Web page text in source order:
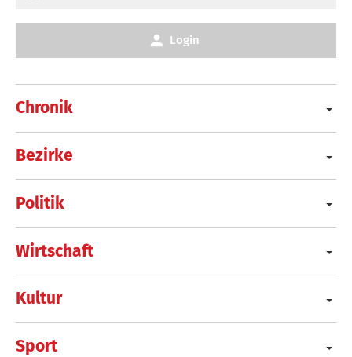
Chronik
Bezirke
Politik
Wirtschaft
Kultur
Sport
Login